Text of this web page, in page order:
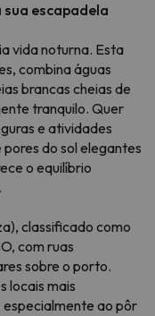
escapadela
vida noturna. Esta
combina águas
brancas cheias de
tranquilo. Quer
e atividades
do sol elegantes
o equilíbrio
classificado como
com ruas
sobre o porto.
locais mais
especialmente ao pôr